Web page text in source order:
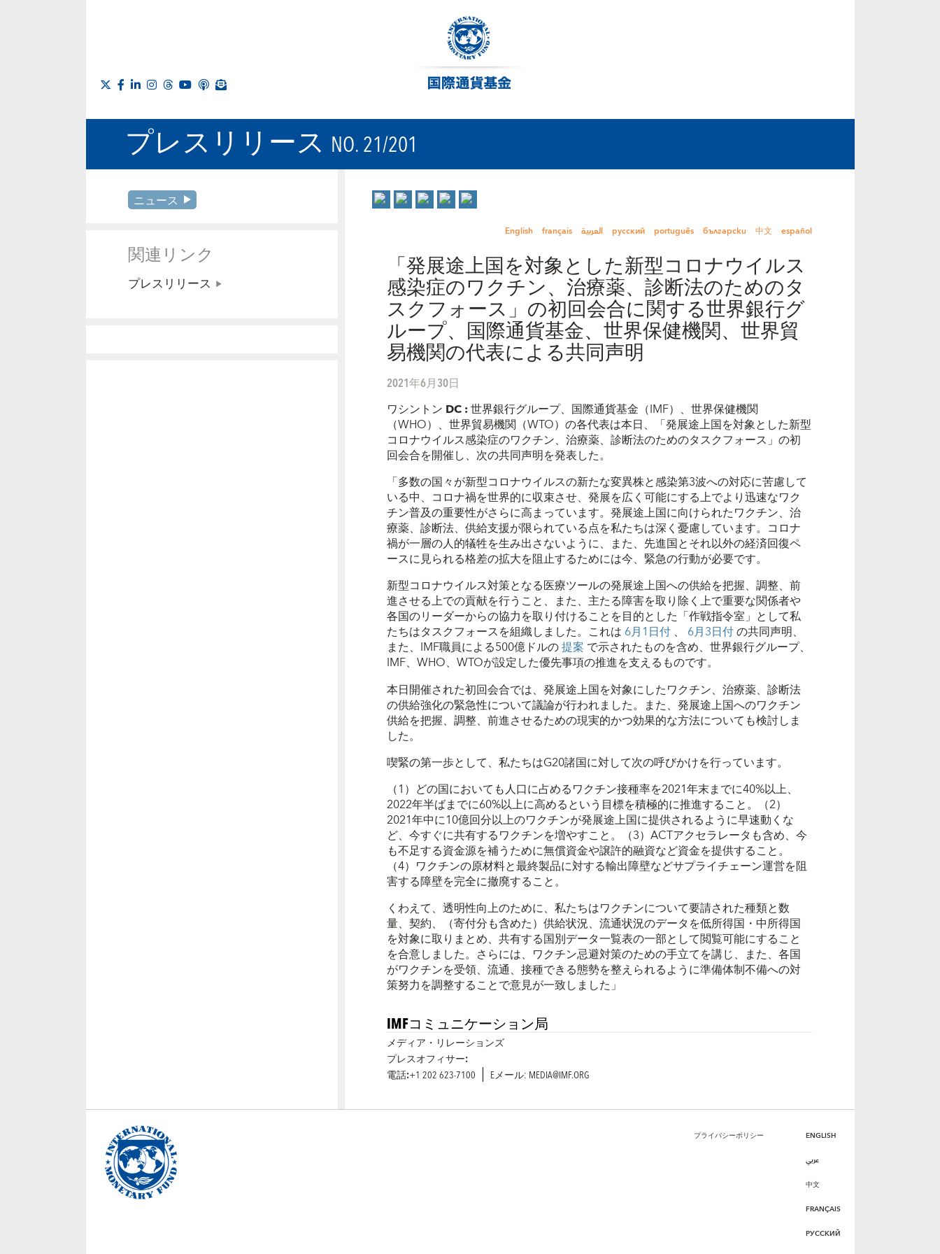
プレスリリース NO. 21/201
ニュース
関連リンク
プレスリリース
English français العربية русский português български 中文 español
「発展途上国を対象とした新型コロナウイルス
感染症のワクチン、治療薬、診断法のためのタ
スクフォース」の初回会合に関する世界銀行グ
ループ、国際通貨基金、世界保健機関、世界貿
易機関の代表による共同声明
2021年6月30日
ワシントン DC:世界銀行グループ、国際通貨基金（IMF）、世界保健機関
（WHO）、世界貿易機関（WTO）の各代表は本日、「発展途上国を対象とした新型
コロナウイルス感染症のワクチン、治療薬、診断法のためのタスクフォース」の初
回会合を開催し、次の共同声明を発表した。
「多数の国々が新型コロナウイルスの新たな変異株と感染第3波への対応に苦慮して
いる中、コロナ禍を世界的に収束させ、発展を広く可能にする上でより迅速なワク
チン普及の重要性がさらに高まっています。発展途上国に向けられたワクチン、治
療薬、診断法、供給支援が限られている点を私たちは深く憂慮しています。コロナ
禍が一層の人的犠牲を生み出さないように、また、先進国とそれ以外の経済回復ペ
ースに見られる格差の拡大を阻止するためには今、緊急の行動が必要です。
新型コロナウイルス対策となる医療ツールの発展途上国への供給を把握、調整、前
進させる上での貢献を行うこと、また、主たる障害を取り除く上で重要な関係者や
各国のリーダーからの協力を取り付けることを目的とした「作戦指令室」として私
たちはタスクフォースを組織しました。これは 6月1日付 、 6月3日付の共同声明、
また、IMF職員による500億ドルの提案 で示されたものを含め、世界銀行グループ、
IMF、WHO、WTOが設定した優先事項の推進を支えるものです。
本日開催された初回会合では、発展途上国を対象にしたワクチン、治療薬、診断法
の供給強化の緊急性について議論が行われました。また、発展途上国へのワクチン
供給を把握、調整、前進させるための現実的かつ効果的な方法についても検討しま
した。
喫緊の第一歩として、私たちはG20諸国に対して次の呼びかけを行っています。
（1）どの国においても人口に占めるワクチン接種率を2021年末までに40%以上、
2022年半ばまでに60%以上に高めるという目標を積極的に推進すること。（2）
2021年中に10億回分以上のワクチンが発展途上国に提供されるように早速動くな
ど、今すぐに共有するワクチンを増やすこと。（3）ACTアクセラレータも含め、今
も不足する資金源を補うために無償資金や譲許的融資など資金を提供すること。
（4）ワクチンの原材料と最終製品に対する輸出障壁などサプライチェーン運営を阻
害する障壁を完全に撤廃すること。
くわえて、透明性向上のために、私たちはワクチンについて要請された種類と数
量、契約、（寄付分も含めた）供給状況、流通状況のデータを低所得国・中所得国
を対象に取りまとめ、共有する国別データ一覧表の一部として閲覧可能にすること
を合意しました。さらには、ワクチン忌避対策のための手立てを講じ、また、各国
がワクチンを受領、流通、接種できる態勢を整えられるように準備体制不備への対
策努力を調整することで意見が一致しました」
IMFコミュニケーション局
メディア・リレーションズ
プレスオフィサー:
電話:+1 202 623-7100 Eメール: MEDIA@IMF.ORG
プライバシーポリシー
ENGLISH
عربي
中文
FRANÇAIS
РУССКИЙ